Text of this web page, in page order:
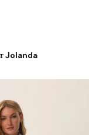
Jolanda